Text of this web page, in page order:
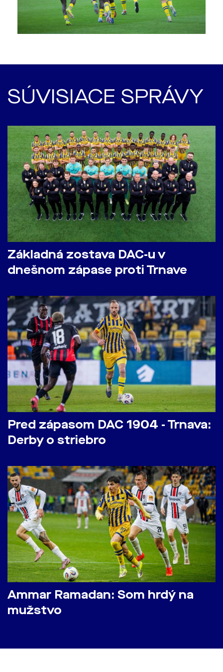
SÚVISIACE SPRÁVY
Základná zostava DAC-u v
dnešnom zápase proti Trnave
Pred zápasom DAC 1904 - Trnava:
Derby o striebro
Ammar Ramadan: Som hrdý na
mužstvo